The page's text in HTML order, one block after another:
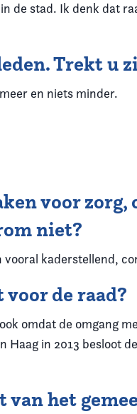
de stad. Ik denk dat
Trekt u
en niets minder.
voor
niet?
kaderstellend,
de raad?
omdat de omgang
in 2013 besloot
van het